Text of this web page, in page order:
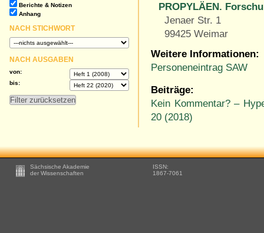
PROPYLÄEN.
Jenaer Str. 1
99425 Weimar
Weitere Informationen:
Personeneintrag SAW
Beiträge:
Kein Kommentar? –
20 (2018)
Berichte & Notizen
Anhang
NACH STICHWORT
NACH AUSGABEN
von:
bis:
Footer
Sächsische Akademie
der Wissenschaften
ISSN:
1867-7061